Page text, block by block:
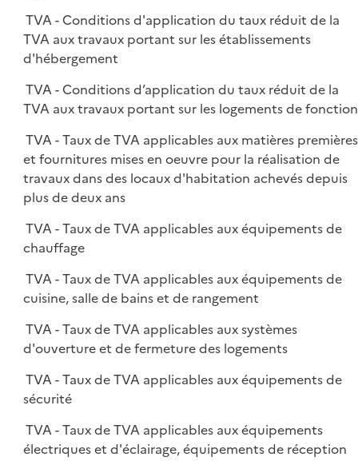
TVA - Conditions d'application du taux réduit de la
TVA aux travaux portant sur les établissements
d'hébergement
TVA - Conditions d’application du taux réduit de la
TVA aux travaux portant sur les logements de fonction
TVA - Taux de TVA applicables aux matières premières
et fournitures mises en oeuvre pour la réalisation de
travaux dans des locaux d'habitation achevés depuis
plus de deux ans
TVA - Taux de TVA applicables aux équipements de
chauffage
TVA - Taux de TVA applicables aux équipements de
cuisine, salle de bains et de rangement
TVA - Taux de TVA applicables aux systèmes
d'ouverture et de fermeture des logements
TVA - Taux de TVA applicables aux équipements de
sécurité
TVA - Taux de TVA applicables aux équipements
électriques et d'éclairage, équipements de réception